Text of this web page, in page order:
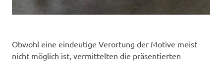
Obwohl eine eindeutige Verortung der Motive meist
nicht möglich ist, vermittelten die präsentierten